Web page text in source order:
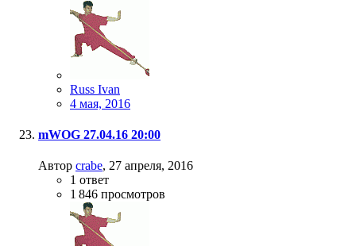
Russ Ivan
4 мая, 2016
mWOG 27.04.16 20:00
Автор crabe, 27 апреля, 2016
1 ответ
1 846 просмотров